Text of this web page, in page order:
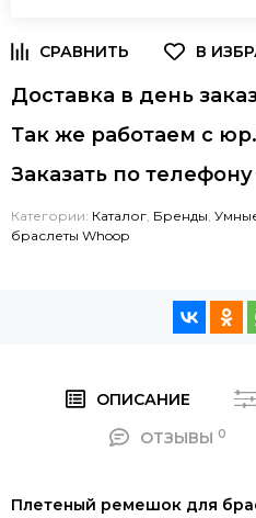
Доставка в день
Так же работаем с
Заказать по
Категории: Каталог Бренды
браслеты Whoop
ОПИСАНИЕ
ОТЗЫВЫ 0
Плетеный ремешок для